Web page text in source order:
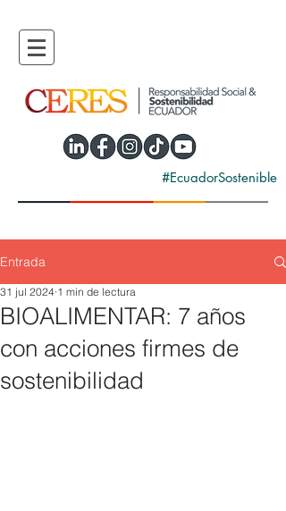
#EcuadorSostenible
Entrada
BIOALIMENTAR: 7 años
con acciones firmes de
sostenibilidad
31 jul 2024 1 min de lectura